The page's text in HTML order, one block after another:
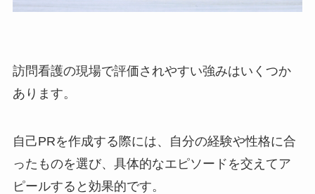
訪問看護の現場で評価されやすい強みはいくつか
あります。
自己PRを作成する際には、自分の経験や性格に合
ったものを選び、具体的なエピソードを交えてア
ピールすると効果的です。